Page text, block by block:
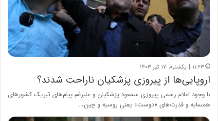
۱۱:۲۳ | یکشنبه، ۱۷ تیر ۱۴۰۳
اروپایی‌ها از پیروزی پزشکیان ناراحت شدند؟
با وجود اعلام رسمی پیروزی مسعود پزشکیان و علیرغم پیام‌های تبریک کشورهای
همسایه و قدرت‌های «دوست» یعنی روسیه و چین،…